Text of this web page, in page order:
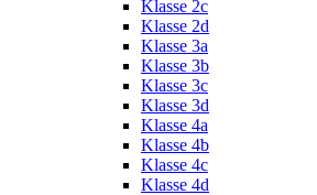
Klasse 2c
Klasse 2d
Klasse 3a
Klasse 3b
Klasse 3c
Klasse 3d
Klasse 4a
Klasse 4b
Klasse 4c
Klasse 4d